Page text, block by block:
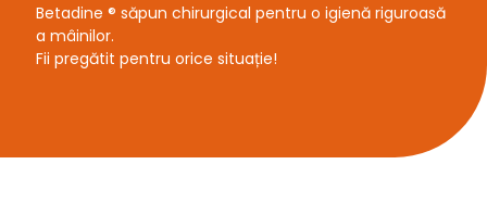
Betadine ® săpun chirurgical pentru o igienă riguroasă
a mâinilor.
Fii pregătit pentru orice situație!